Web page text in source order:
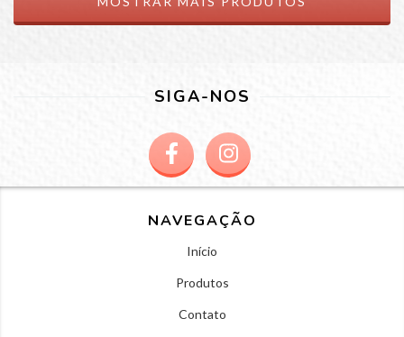
SIGA-NOS
NAVEGAÇÃO
Início
Produtos
Contato